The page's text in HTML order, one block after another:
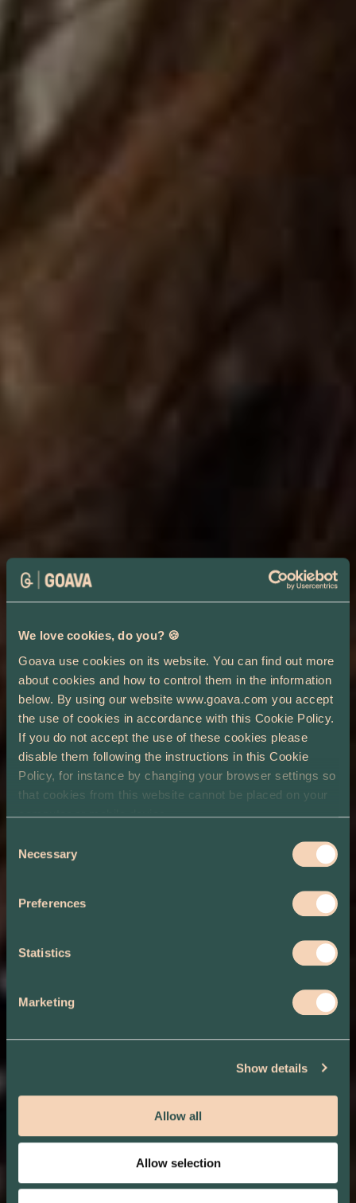
We love cookies, do you? 🍪
Goava use cookies on its website. You can find out more
about cookies and how to control them in the information
below. By using our website www.goava.com you accept
the use of cookies in accordance with this Cookie Policy.
If you do not accept the use of these cookies please
disable them following the instructions in this Cookie
Policy, for instance by changing your browser settings so
that cookies from this website cannot be placed on your
computer or mobile device.
Selection
Necessary
Preferences
Statistics
Marketing
Show details
Allow all
Allow selection